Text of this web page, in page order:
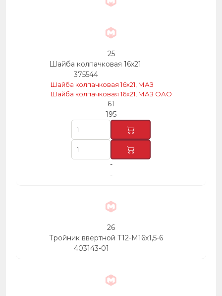
25
Шайба колпачковая 16х21
375544
Шайба колпачковая 16х21, МАЗ
Шайба колпачковая 16х21, МАЗ ОАО
61
195
-
-
26
Тройник ввертной Т12-М16х1,5-6
403143-01